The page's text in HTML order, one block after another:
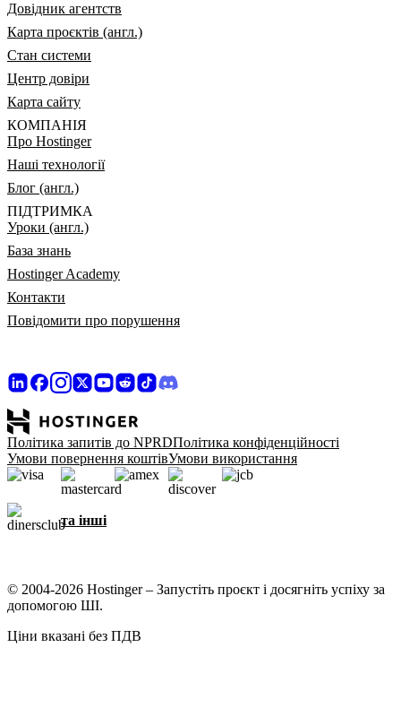
Довідник агентств
Карта проєктів (англ.)
Стан системи
Центр довіри
Карта сайту
КОМПАНІЯ
Про Hostinger
Наші технології
Блог (англ.)
ПІДТРИМКА
Уроки (англ.)
База знань
Hostinger Academy
Контакти
Повідомити про порушення
Політика запитів до NPRDПолітика конфіденційності
Умови повернення коштівУмови використання
та інші
© 2004-2026 Hostinger – Запустіть проєкт і досягніть успіху за
допомогою ШІ.
Ціни вказані без ПДВ